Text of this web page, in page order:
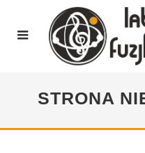
STRONA